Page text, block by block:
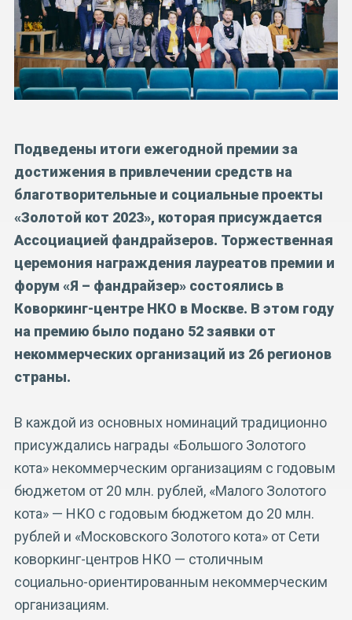
Подведены итоги ежегодной премии за
достижения в привлечении средств на
благотворительные и социальные проекты
«Золотой кот 2023», которая присуждается
Ассоциацией фандрайзеров. Торжественная
церемония награждения лауреатов премии и
форум «Я – фандрайзер» состоялись в
Коворкинг-центре НКО в Москве. В этом году
на премию было подано 52 заявки от
некоммерческих организаций из 26 регионов
страны.
В каждой из основных номинаций традиционно
присуждались награды «Большого Золотого
кота» некоммерческим организациям с годовым
бюджетом от 20 млн. рублей, «Малого Золотого
кота» — НКО с годовым бюджетом до 20 млн.
рублей и «Московского Золотого кота» от Сети
коворкинг-центров НКО — столичным
социально-ориентированным некоммерческим
организациям.